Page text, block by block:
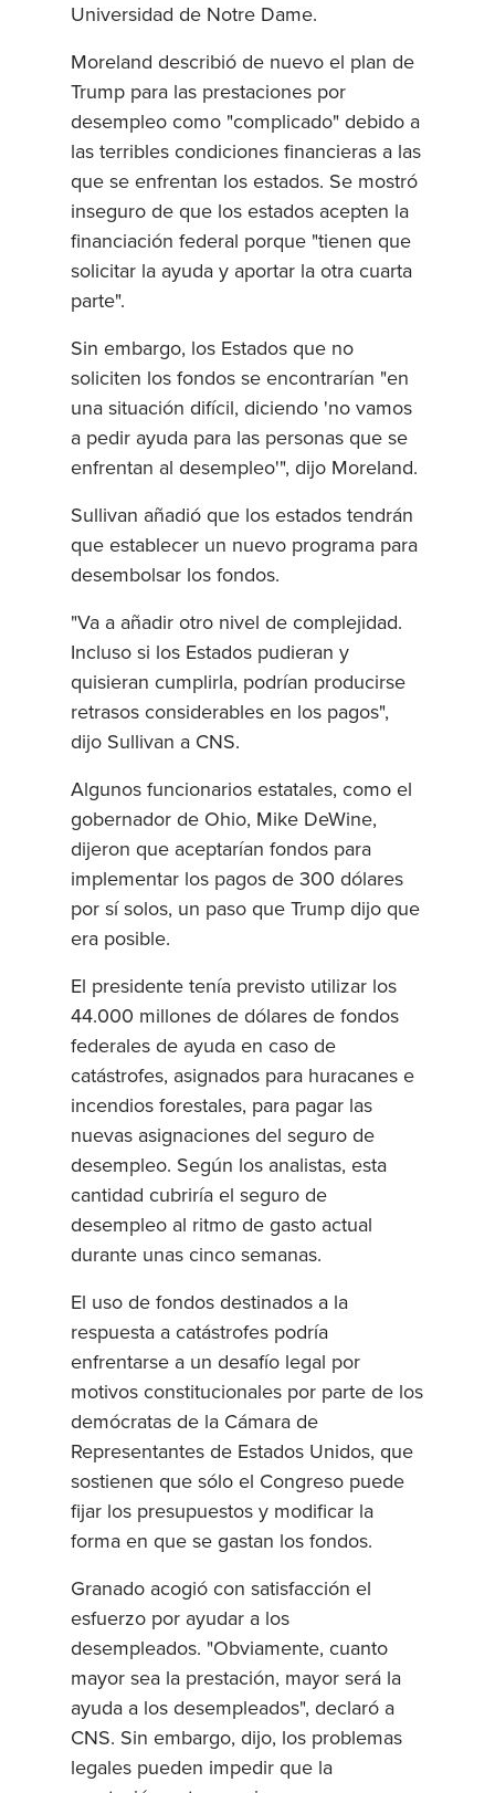
Universidad de Notre Dame.
Moreland describió de nuevo el plan de
Trump para las prestaciones por
desempleo como "complicado" debido a
las terribles condiciones financieras a las
que se enfrentan los estados. Se mostró
inseguro de que los estados acepten la
financiación federal porque "tienen que
solicitar la ayuda y aportar la otra cuarta
parte".
Sin embargo, los Estados que no
soliciten los fondos se encontrarían "en
una situación difícil, diciendo 'no vamos
a pedir ayuda para las personas que se
enfrentan al desempleo'", dijo Moreland.
Sullivan añadió que los estados tendrán
que establecer un nuevo programa para
desembolsar los fondos.
"Va a añadir otro nivel de complejidad.
Incluso si los Estados pudieran y
quisieran cumplirla, podrían producirse
retrasos considerables en los pagos",
dijo Sullivan a CNS.
Algunos funcionarios estatales, como el
gobernador de Ohio, Mike DeWine,
dijeron que aceptarían fondos para
implementar los pagos de 300 dólares
por sí solos, un paso que Trump dijo que
era posible.
El presidente tenía previsto utilizar los
44.000 millones de dólares de fondos
federales de ayuda en caso de
catástrofes, asignados para huracanes e
incendios forestales, para pagar las
nuevas asignaciones del seguro de
desempleo. Según los analistas, esta
cantidad cubriría el seguro de
desempleo al ritmo de gasto actual
durante unas cinco semanas.
El uso de fondos destinados a la
respuesta a catástrofes podría
enfrentarse a un desafío legal por
motivos constitucionales por parte de los
demócratas de la Cámara de
Representantes de Estados Unidos, que
sostienen que sólo el Congreso puede
fijar los presupuestos y modificar la
forma en que se gastan los fondos.
Granado acogió con satisfacción el
esfuerzo por ayudar a los
desempleados. "Obviamente, cuanto
mayor sea la prestación, mayor será la
ayuda a los desempleados", declaró a
CNS. Sin embargo, dijo, los problemas
legales pueden impedir que la